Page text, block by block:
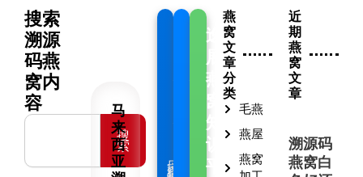
搜索
溯源
码燕
窝内
容
Search
搜
索
马
来
西
亚
厂
家
直
逸
燕
商
日
记
逸
展
燕
窝
知
识
平
燕
窝
文
章
分
类
毛燕
燕屋
燕窝
近
期
燕
窝
文
章
溯源码
燕窝白